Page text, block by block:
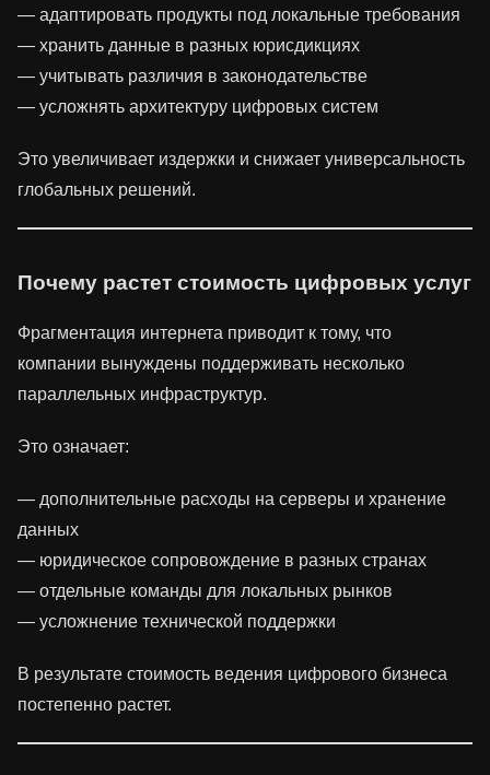
— адаптировать продукты под локальные требования
— хранить данные в разных юрисдикциях
— учитывать различия в законодательстве
— усложнять архитектуру цифровых систем
Это увеличивает издержки и снижает универсальность
глобальных решений.
Почему растет стоимость цифровых услуг
Фрагментация интернета приводит к тому, что
компании вынуждены поддерживать несколько
параллельных инфраструктур.
Это означает:
— дополнительные расходы на серверы и хранение
данных
— юридическое сопровождение в разных странах
— отдельные команды для локальных рынков
— усложнение технической поддержки
В результате стоимость ведения цифрового бизнеса
постепенно растет.